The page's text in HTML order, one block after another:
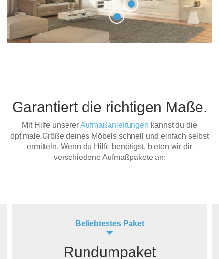
Garantiert die richtigen Maße.
Mit Hilfe unsererAufmaßanleitungen kannst du die
optimale Größe deines Möbels schnell und einfach selbst
ermitteln. Wenn du Hilfe benötigst, bieten wir dir
verschiedene Aufmaßpakete an:
Beliebtestes Paket
Rundumpaket